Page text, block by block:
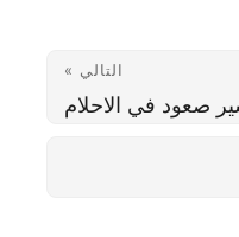
التالي »
صعود في الاحلام